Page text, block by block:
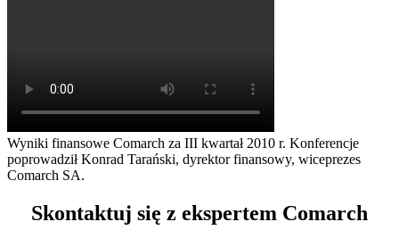
Wyniki finansowe Comarch za III kwartał 2010 r. Konferencje
poprowadził Konrad Tarański, dyrektor finansowy, wiceprezes
Comarch SA.
Skontaktuj się z ekspertem Comarch